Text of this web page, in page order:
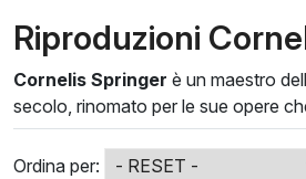
Riproduzioni
Cornelis Springer è un maestro
secolo, rinomato per le sue opere
bellezza architettonica e il
evocano un senso di nostalgia,
Ordina per: